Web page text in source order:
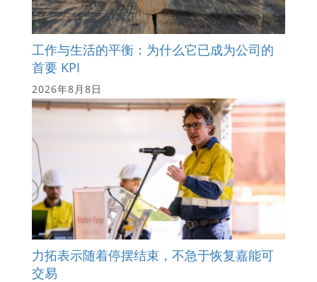
工作与生活的平衡：为什么它已成为公司的
首要 KPI
2026年8月8日
力拓表示随着停摆结束，不急于恢复嘉能可
交易